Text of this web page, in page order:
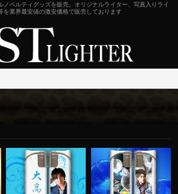
ノベルティグッズを販売。オリジナルライター、写真入りライ
を業界最安値の激安価格で販売しております